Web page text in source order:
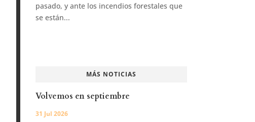
pasado, y ante los incendios forestales que
se están...
MÁS NOTICIAS
Volvemos en septiembre
31 Jul 2026